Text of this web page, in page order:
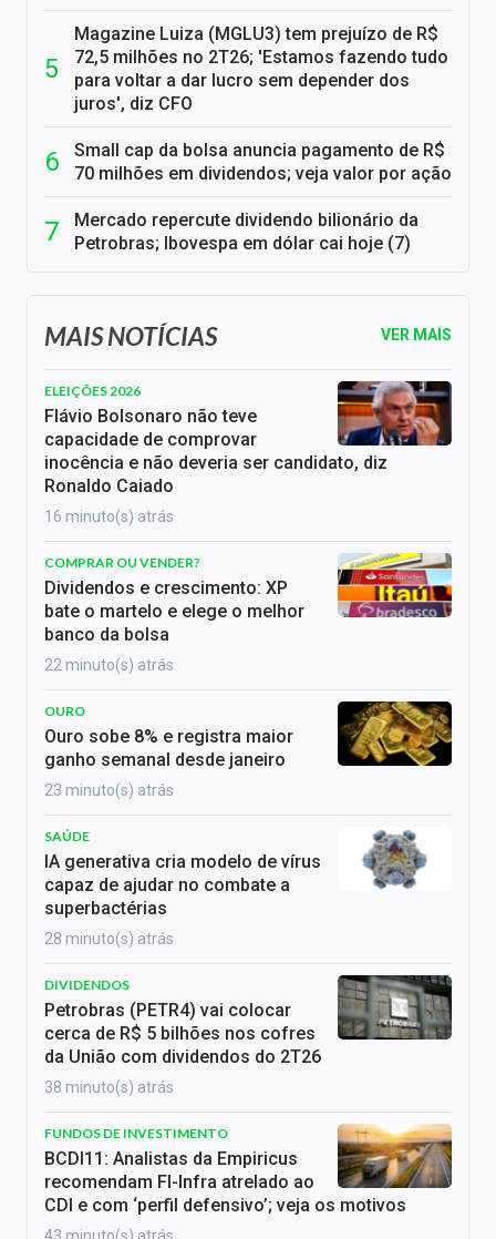
Magazine Luiza (MGLU3) tem prejuízo de R$
72,5 milhões no 2T26; 'Estamos fazendo tudo
para voltar a dar lucro sem depender dos
juros', diz CFO
Small cap da bolsa anuncia pagamento de R$
70 milhões em dividendos; veja valor por ação
Mercado repercute dividendo bilionário da
Petrobras; Ibovespa em dólar cai hoje (7)
MAIS NOTÍCIAS VER MAIS
ELEIÇÕES 2026
Flávio Bolsonaro não teve
capacidade de comprovar
inocência e não deveria ser candidato, diz
Ronaldo Caiado
16 minuto(s) atrás
COMPRAR OU VENDER?
Dividendos e crescimento: XP
bate o martelo e elege o melhor
banco da bolsa
22 minuto(s) atrás
OURO
Ouro sobe 8% e registra maior
ganho semanal desde janeiro
23 minuto(s) atrás
SAÚDE
IA generativa cria modelo de vírus
capaz de ajudar no combate a
superbactérias
28 minuto(s) atrás
DIVIDENDOS
Petrobras (PETR4) vai colocar
cerca de R$ 5 bilhões nos cofres
da União com dividendos do 2T26
38 minuto(s) atrás
FUNDOS DE INVESTIMENTO
BCDI11: Analistas da Empiricus
recomendam FI-Infra atrelado ao
CDI e com ‘perfil defensivo’; veja os motivos